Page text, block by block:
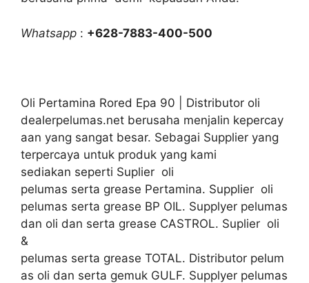
Whatsapp : +628-7883-400-500
Oli Pertamina Rored Epa 90 | Distributor oli
dealerpelumas.net berusaha menjalin kepercay
aan yang sangat besar. Sebagai Supplier yang
terpercaya untuk produk yang kami
sediakan seperti Suplier oli
pelumas serta grease Pertamina. Supplier oli
pelumas serta grease BP OIL. Supplyer pelumas
dan oli dan serta grease CASTROL. Suplier oli
&
pelumas serta grease TOTAL. Distributor pelum
as oli dan serta gemuk GULF. Supplyer pelumas